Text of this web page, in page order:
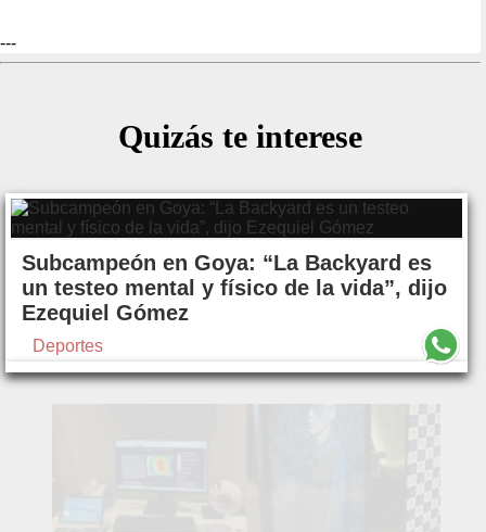
---
Quizás te interese
Subcampeón en Goya: “La Backyard es
un testeo mental y físico de la vida”, dijo
Ezequiel Gómez
Deportes